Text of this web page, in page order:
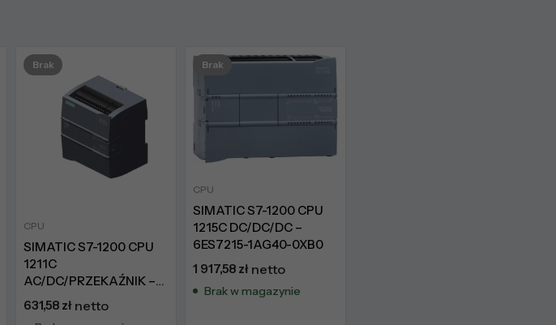
Brak
CPU
SIMATIC S7-1200 CPU
1211C
AC/DC/PRZEKAŹNIK –
6ES7211-1BE40-0XB0
631,58 zł netto
Brak
CPU
SIMATIC S7-1200 CPU
1215C DC/DC/DC –
6ES7215-1AG40-0XB0
1 917,58 zł netto
Brak w magazynie